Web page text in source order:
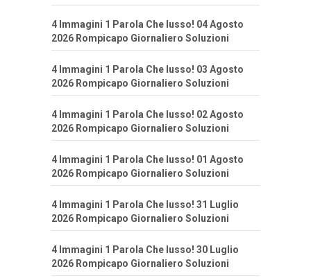
4 Immagini 1 Parola Che lusso! 04 Agosto
2026 Rompicapo Giornaliero Soluzioni
4 Immagini 1 Parola Che lusso! 03 Agosto
2026 Rompicapo Giornaliero Soluzioni
4 Immagini 1 Parola Che lusso! 02 Agosto
2026 Rompicapo Giornaliero Soluzioni
4 Immagini 1 Parola Che lusso! 01 Agosto
2026 Rompicapo Giornaliero Soluzioni
4 Immagini 1 Parola Che lusso! 31 Luglio
2026 Rompicapo Giornaliero Soluzioni
4 Immagini 1 Parola Che lusso! 30 Luglio
2026 Rompicapo Giornaliero Soluzioni